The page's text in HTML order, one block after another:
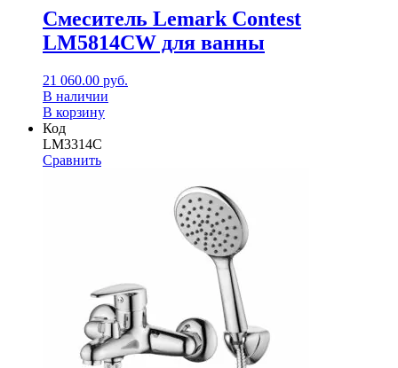
Смеситель Lemark Contest
LM5814CW для ванны
21 060.00 руб.
В наличии
В корзину
Код
LM3314C
Сравнить